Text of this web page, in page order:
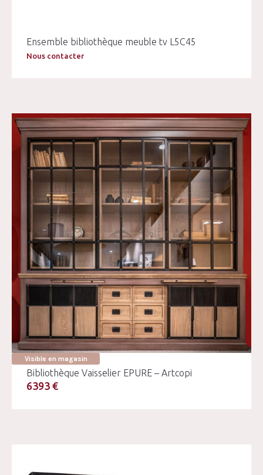
Ensemble bibliothèque meuble tv L5C45
Nous contacter
Visible en magasin
Bibliothèque Vaisselier EPURE – Artcopi
6393 €